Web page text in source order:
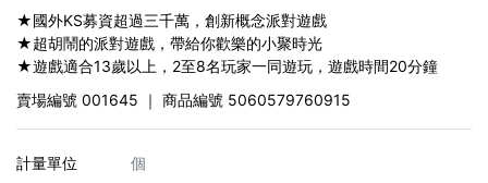
★國外KS募資超過三千萬，創新概念派對遊戲
★超胡鬧的派對遊戲，帶給你歡樂的小聚時光
★遊戲適合13歲以上，2至8名玩家一同遊玩，遊戲時間20分鐘
賣場編號 001645 ｜ 商品編號 5060579760915
計量單位
個